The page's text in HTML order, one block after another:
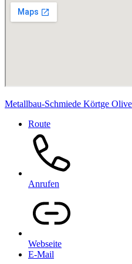
Metallbau-Schmiede Körtge
Route
Anrufen
Webseite
E-Mail